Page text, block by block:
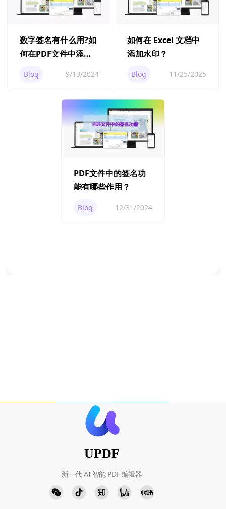
数字签名有什么用?如
何在PDF文件中添加
Blog 9/13/2024
如何在 Excel 文档中
添加水印？
Blog 11/25/2025
PDF文件中的签名功
能有哪些作用？
Blog 12/31/2024
UPDF
新一代 AI 智能 PDF 编辑器